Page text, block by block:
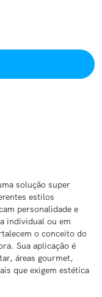
solução super
estilos
personalidade e
individual ou em
o conceito do
Sua aplicação é
áreas gourmet,
que exigem estética